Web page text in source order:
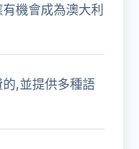
機會成為澳大利
,並提供多種語